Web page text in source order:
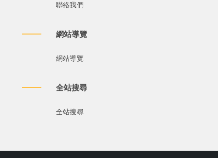
聯絡我們
網站導覽
網站導覽
全站搜尋
全站搜尋